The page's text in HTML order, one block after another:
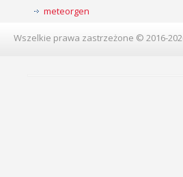
meteorgen
Wszelkie prawa zastrzeżone © 2016-